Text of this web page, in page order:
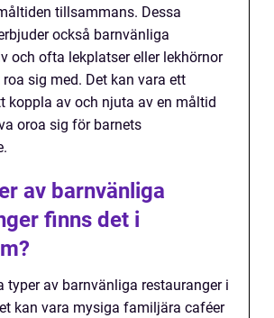
tillsammans. Dessa
också barnvänliga
och ofta lekplatser eller lekhörnor
sig med. Det kan vara ett
koppla av och njuta av en måltid
oroa sig för barnets
av barnvänliga
finns det i
typer av barnvänliga restauranger i
kan vara mysiga familjära caféer